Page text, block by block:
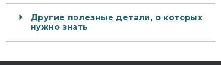
Другие полезные детали, о которых
нужно знать